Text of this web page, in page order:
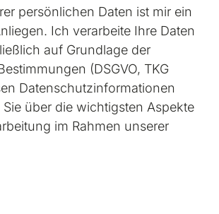
persönlichen Daten ist mir ein
Ich verarbeite Ihre Daten
auf Grundlage der
(DSGVO, TKG
Datenschutzinformationen
über die wichtigsten Aspekte
im Rahmen unserer